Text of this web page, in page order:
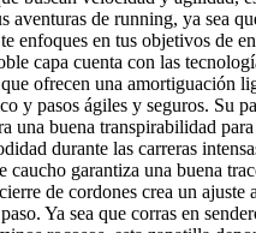
aventuras de running, ya sea
enfoques en tus objetivos de
capa cuenta con las
ofrecen una amortiguación
y pasos ágiles y seguros. Su
una buena transpirabilidad
durante las carreras
caucho garantiza una buena
de cordones crea un ajuste
Ya sea que corras en